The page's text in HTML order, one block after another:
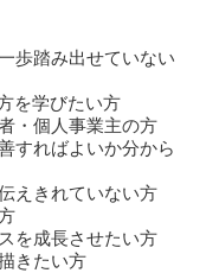
歩踏み出せていない
を学びたい方
・個人事業主の方
すればよいか分から
えきれていない方
を成長させたい方
きたい方